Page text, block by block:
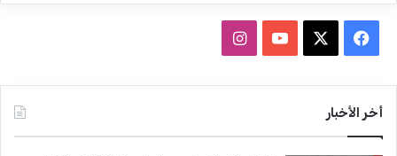
س
أخر الأخبار